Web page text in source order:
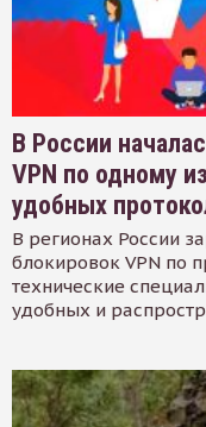
В России
VPN по одному
удобных
В регионах России
блокировок VPN по
технические
удобных и